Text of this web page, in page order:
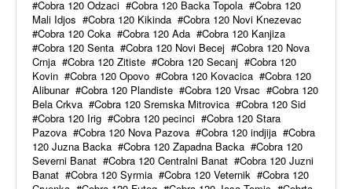
Cobra 120 Odzaci
Cobra 120 Backa Topola
Cobra 120
Mali Idjos
Cobra 120 Kikinda
Cobra 120 Novi Knezevac
Cobra 120 Coka
Cobra 120 Ada
Cobra 120 Kanjiza
Cobra 120 Senta
Cobra 120 Novi Becej
Cobra 120 Nova
Crnja
Cobra 120 Zitiste Cobra 120 Secanj
Cobra 120
Kovin
Cobra 120 Opovo Cobra 120 Kovacica
Cobra 120
Alibunar
Cobra 120 Plandiste Cobra 120 Vrsac
Cobra 120
Bela Crkva
Cobra 120 Sremska Mitrovica
Cobra 120 Sid
Cobra 120 Irig
Cobra 120 pecinci
Cobra 120 Stara
Pazova
Cobra 120 Nova Pazova Cobra 120 indjija
Cobra
120 Juzna Backa
Cobra 120 Zapadna Backa
Cobra 120
Severni Banat
Cobra 120 Centralni Banat
Cobra 120 Juzni
Banat
Cobra 120 Syrmia Cobra 120 Veternik
Cobra 120